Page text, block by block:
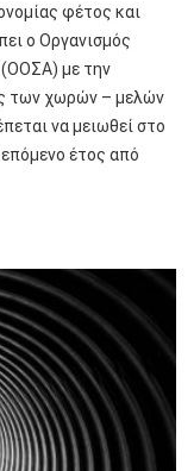
φέτος και
ο Οργανισμός
(ΟΟΣΑ) με την
των χωρών – μελών
να μειωθεί στο
έτος από